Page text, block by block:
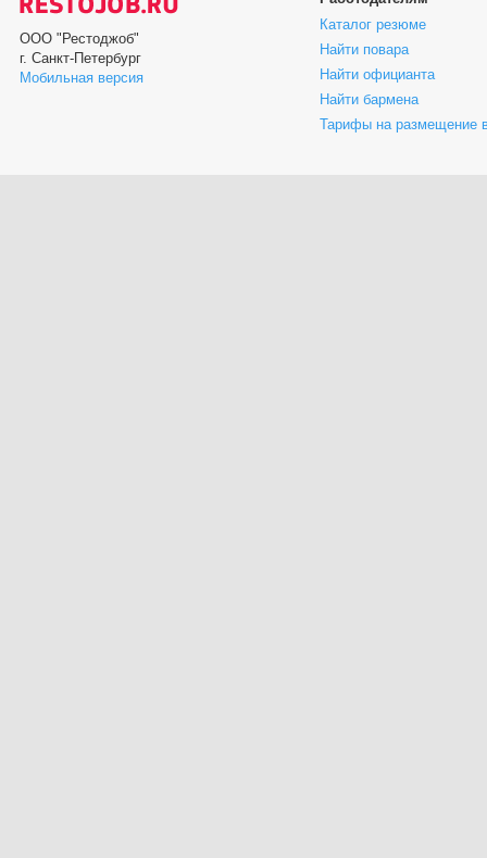
ООО "Рестоджоб"
г. Санкт-Петербург
Мобильная версия
Каталог резюме
Найти повара
Найти официанта
Найти бармена
Тарифы на размещение